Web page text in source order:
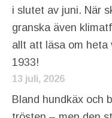
i slutet av juni. När
granska även
allt att läsa om heta
1933!
13 juli, 2026
Bland hundkäx och